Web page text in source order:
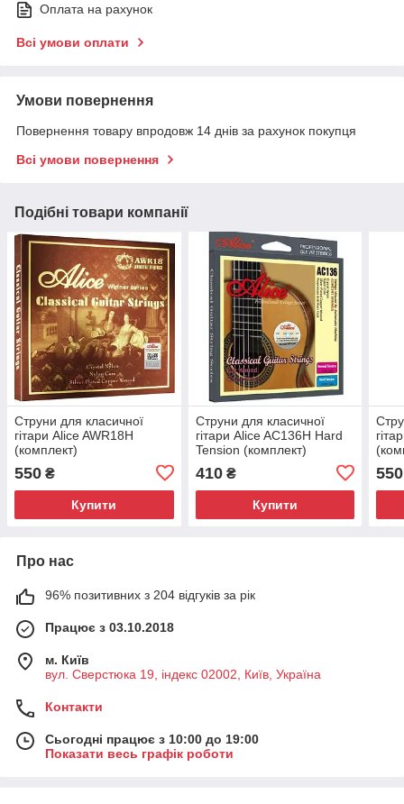
Оплата на рахунок
Всі умови оплати
Умови повернення
Повернення товару впродовж 14 днів за рахунок покупця
Всі умови повернення
Подібні товари компанії
Струни для класичної
гітари Alice AWR18H
(комплект)
550 ₴
Купити
Струни для класичної
гітари Alice AC136H Hard
Tension (комплект)
410₴
Купити
550
Про нас
96% позитивних з 204 відгуків за рік
Працює з 03.10.2018
м. Київ
вул. Сверстюка 19, індекс 02002, Київ, Україна
Контакти
Сьогодні працює з 10:00 до 19:00
Показати весь графік роботи